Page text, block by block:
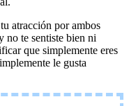
atracción por ambos
no te sentiste bien ni
que simplemente eres
le gusta